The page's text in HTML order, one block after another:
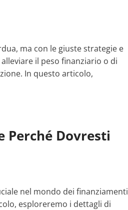
ma con le giuste strategie e
il peso finanziario o di
In questo articolo,
Perché Dovresti
nel mondo dei finanziamenti
esploreremo i dettagli di